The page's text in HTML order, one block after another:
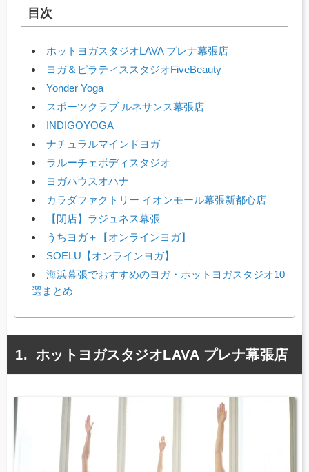
目次
ホットヨガスタジオLAVA プレナ幕張店
ヨガ＆ピラティススタジオFiveBeauty
Yonder Yoga
スポーツクラブ ルネサンス幕張店
INDIGOYOGA
ナチュラルマインドヨガ
ラルーチェボディスタジオ
ヨガハウスオハナ
カラダファクトリー イオンモール幕張新都心店
【閉店】ラジュネス幕張
うちヨガ＋【オンラインヨガ】
SOELU【オンラインヨガ】
海浜幕張でおすすめのヨガ・ホットヨガスタジオ10
選まとめ
ホットヨガスタジオLAVA プレナ幕張店